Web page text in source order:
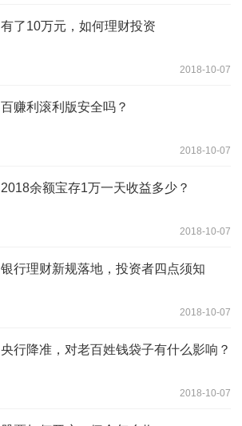
有了10万元，如何理财投资
2018-10-07
百赚利滚利版安全吗？
2018-10-07
2018余额宝存1万一天收益多少？
2018-10-07
银行理财新规落地，投资者四点须知
2018-10-07
央行降准，对老百姓钱袋子有什么影响？
2018-10-07